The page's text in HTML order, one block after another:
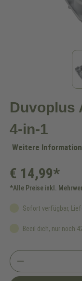
Duvoplus
4-in-1
Weitere
€ 14,99*
*Alle Preise inkl.
Sofort verfügbar,
Beeil dich, nur noch